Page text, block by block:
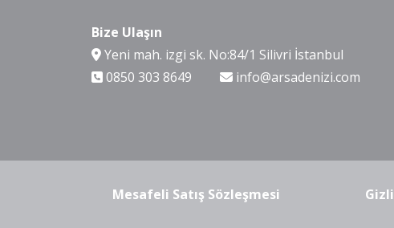
Bize Ulaşın
Yeni mah. izgi sk. No:84/1 Silivri İstanbul
0850 303 8649
info@arsadenizi.com
Mesafeli Satış Sözleşmesi